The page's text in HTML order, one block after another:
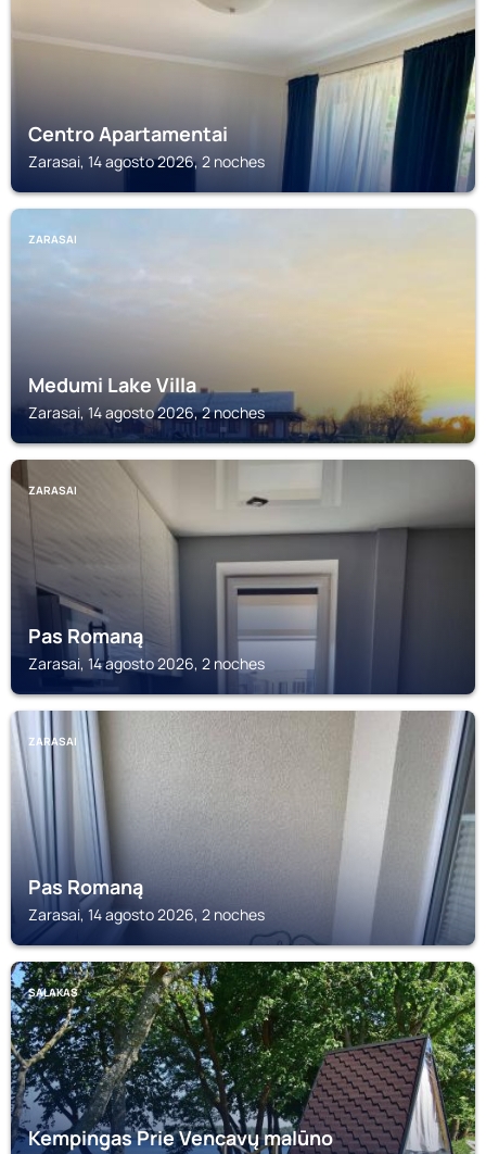
Centro Apartamentai
Zarasai, 14 agosto 2026, 2 noches
ZARASAI
Medumi Lake Villa
Zarasai, 14 agosto 2026, 2 noches
ZARASAI
Pas Romaną
Zarasai, 14 agosto 2026, 2 noches
ZARASAI
Pas Romaną
Zarasai, 14 agosto 2026, 2 noches
SALAKAS
Kempingas Prie Vencavų malūno